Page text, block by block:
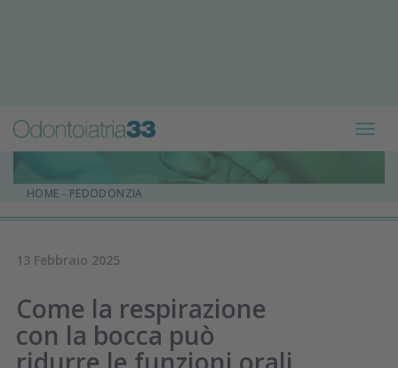
HOME - PEDODONZIA
13 Febbraio 2025
Come la respirazione
con la bocca può